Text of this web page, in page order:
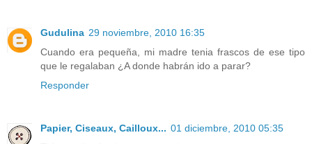
Gudulina 29 noviembre, 2010 16:35
Cuando era pequeña, mi madre tenia frascos de ese tipo
que le regalaban ¿A donde habrán ido a parar?
Responder
Papier, Ciseaux, Cailloux... 01 diciembre, 2010 05:35